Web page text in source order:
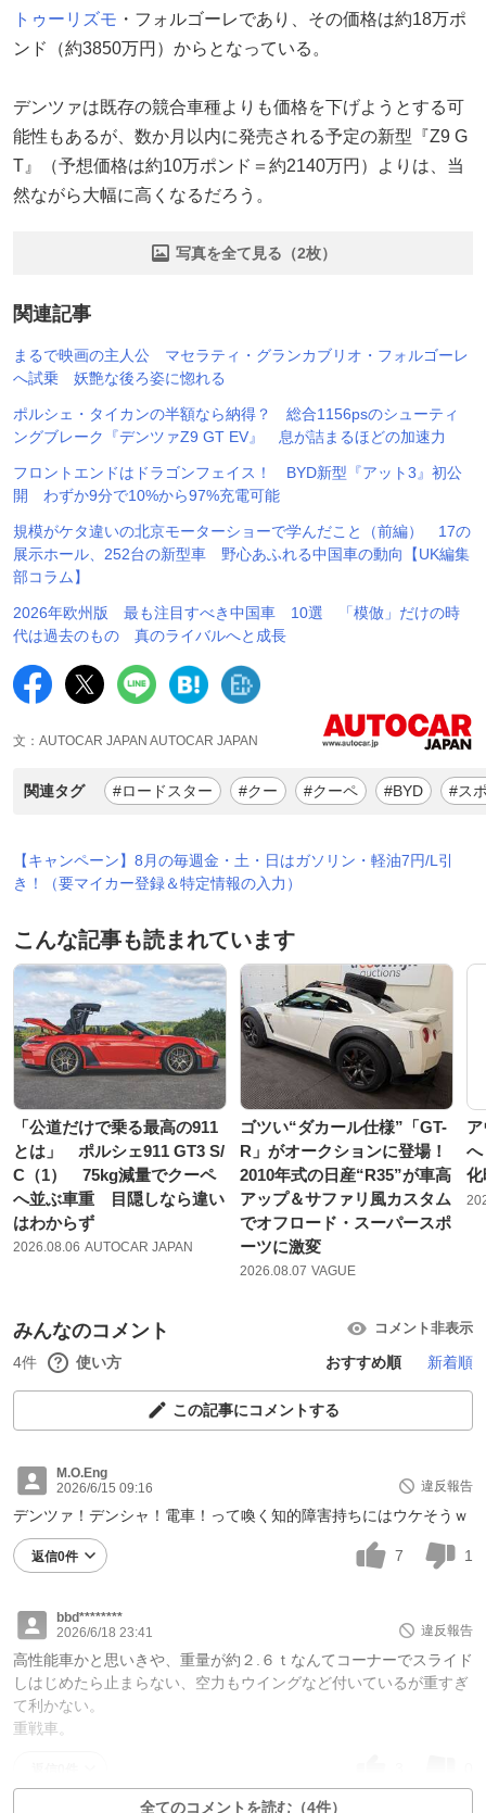
トゥーリズモ ・フォルゴーレであり、その価格は約18万ポ
ンド（約3850万円）からとなっている。
デンツァは既存の競合車種よりも価格を下げようとする可
能性もあるが、数か月以内に発売される予定の新型『Z9 G
T』（予想価格は約10万ポンド＝約2140万円）よりは、当
然ながら大幅に高くなるだろう。
写真を全て見る（2枚）
関連記事
まるで映画の主人公 マセラティ・グランカブリオ・フォルゴーレ
へ試乗 妖艶な後ろ姿に惚れる
ポルシェ・タイカンの半額なら納得？ 総合1156psのシューティ
ングブレーク『デンツァZ9 GT EV』 息が詰まるほどの加速力
フロントエンドはドラゴンフェイス！ BYD新型『アット3』初公
開 わずか9分で10%から97%充電可能
規模がケタ違いの北京モーターショーで学んだこと（前編） 17の
展示ホール、252台の新型車 野心あふれる中国車の動向【UK編集
部コラム】
2026年欧州版 最も注目すべき中国車 10選 「模倣」だけの時
代は過去のもの 真のライバルへと成長
文：AUTOCAR JAPAN AUTOCAR JAPAN
関連タグ #ロードスター #クー #クーペ #BYD #ス
【キャンペーン】8月の毎週金・土・日はガソリン・軽油7円/L引
き！（要マイカー登録＆特定情報の入力）
こんな記事も読まれています
「公道だけで乗る最高の911
とは」 ポルシェ911 GT3 S/
C（1） 75kg減量でクーペ
へ並ぶ車重 目隠しなら違い
はわからず
2026.08.06 AUTOCAR JAPAN
ゴツい“ダカール仕様”「GT-
R」がオークションに登場！
2010年式の日産“R35”が車高
アップ＆サファリ風カスタム
でオフロード・スーパースポ
ーツに激変
2026.08.07 VAGUE
化
みんなのコメント コメント非表示
4件 使い方 おすすめ順 新着順
この記事にコメントする
M.O.Eng
2026/6/15 09:16
違反報告
デンツァ！デンシャ！電車！って喚く知的障害持ちにはウケそうｗ
返信0件 7 1
bbd********
2026/6/18 23:41
違反報告
高性能車かと思いきや、重量が約２.６ｔなんてコーナーでスライド
しはじめたら止まらない、空力もウイングなど付いているが重すぎ
て利かない。
重戦車。
全てのコメントを読む（4件）